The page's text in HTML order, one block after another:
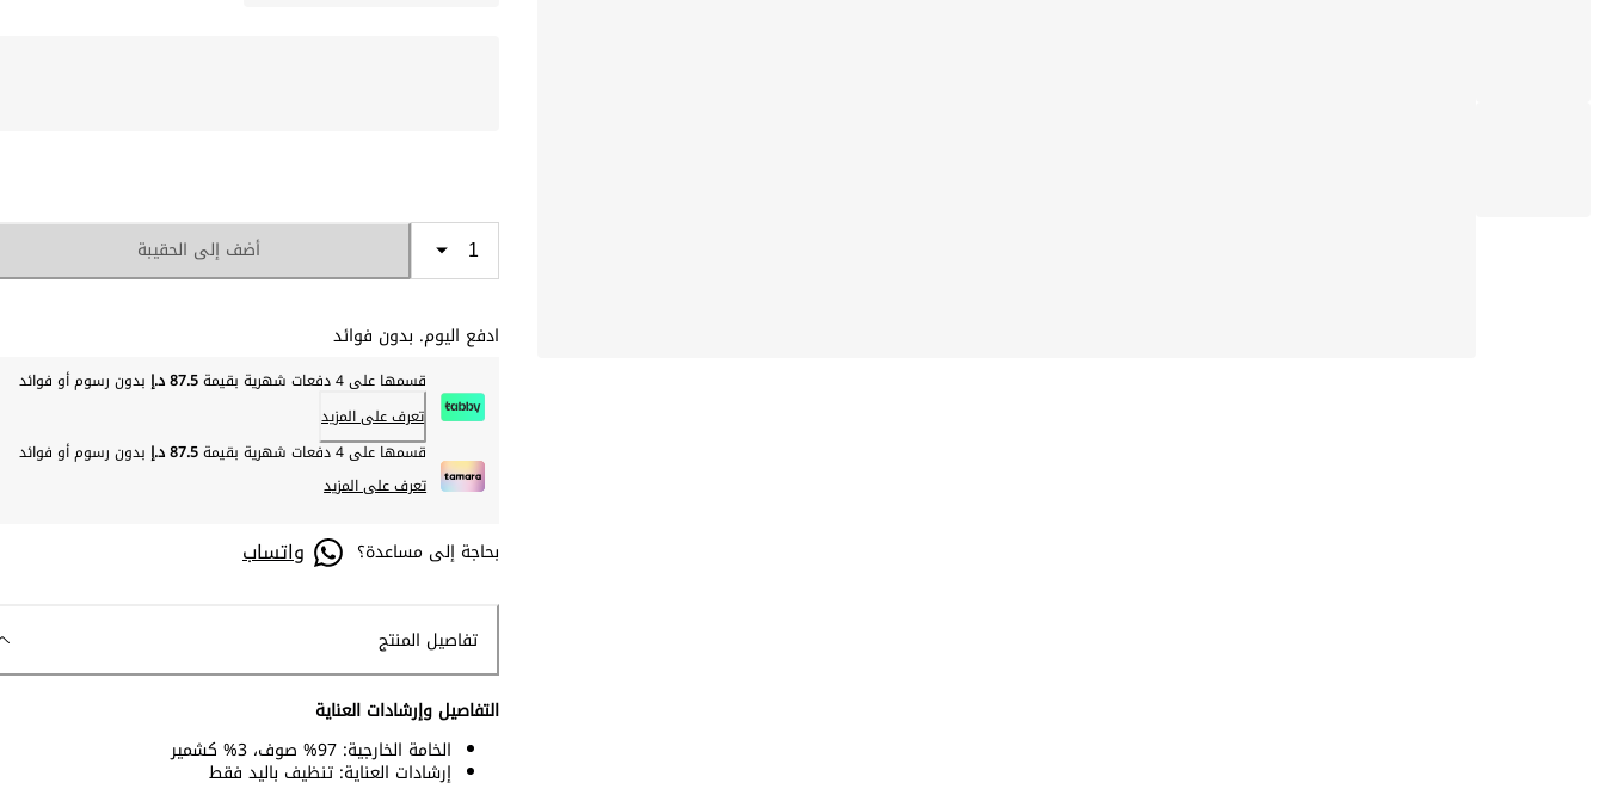
أضف إلى الحقيبة
ادفع اليوم. بدون فوائد
قسمها على 4 دفعات شهرية بقيمة 87.5 د.إ
بدون رسوم أو فوائد
تعرف على المزيد
قسمها على 4 دفعات شهرية بقيمة
87.5 د.إ
بدون رسوم أو فوائد
تعرف على المزيد
بحاجة إلى مساعدة؟ واتساب
تفاصيل المنتج
التفاصيل وإرشادات العناية
الخامة الخارجية: 97% صوف، 3% كشمير
إرشادات العناية: تنظيف باليد فقط